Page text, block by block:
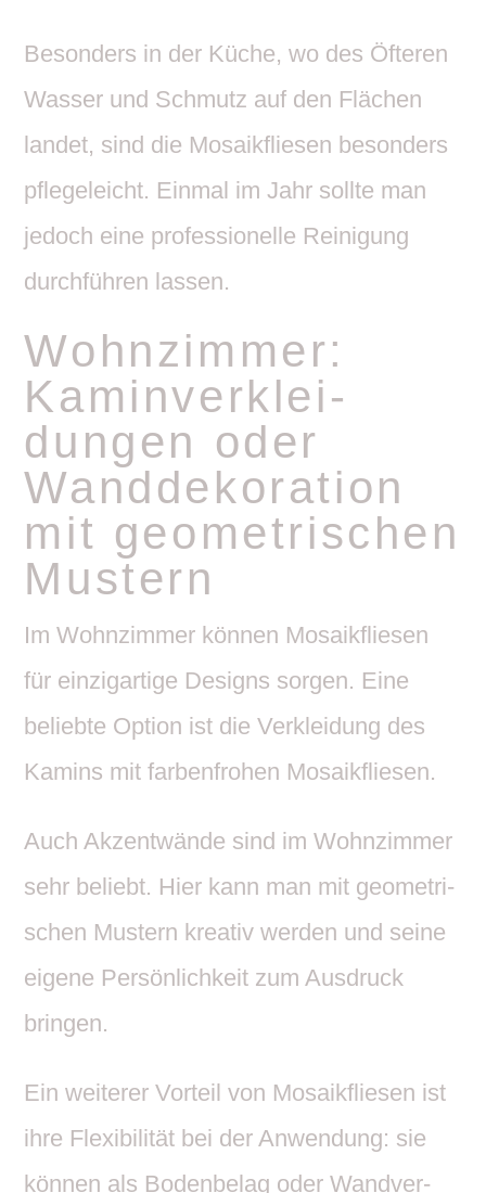
Beson­ders in der Küche, wo des Öfteren
Wasser und Schmutz auf den Flächen
landet, sind die Mosa­ik­fliesen beson­ders
pfle­ge­leicht. Einmal im Jahr sollte man
jedoch eine profes­sio­nelle Reini­gung
durch­führen lassen.
Wohn­zimmer:
Kamin­ver­klei­
dungen oder
Wand­de­ko­ra­tion
mit geome­tri­schen
Mustern
Im Wohn­zimmer können Mosa­ik­fliesen
für einzig­ar­tige Designs sorgen. Eine
beliebte Option ist die Verklei­dung des
Kamins mit farben­frohen Mosaikfliesen.
Auch Akzent­wände sind im Wohn­zimmer
sehr beliebt. Hier kann man mit geome­tri­
schen Mustern kreativ werden und seine
eigene Persön­lich­keit zum Ausdruck
bringen.
Ein weiterer Vorteil von Mosa­ik­fliesen ist
ihre Flexi­bi­lität bei der Anwen­dung: sie
können als Boden­belag oder Wand­ver­